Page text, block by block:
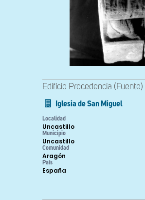
Edificio Procedencia (Fuente)
Iglesia de San Miguel
Localidad
Uncastillo
Municipio
Uncastillo
Comunidad
Aragón
País
España